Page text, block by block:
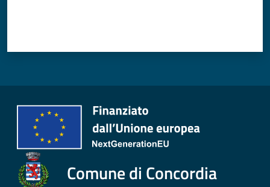
Comune di Concordia